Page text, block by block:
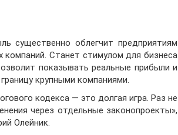
существенно облегчит предприятиям
компаний. Станет стимулом для бизнеса
показывать реальные прибыли и
крупными компаниями.
кодекса — это долгая игра. Раз не
через отдельные законопроекты»,
Олейник.